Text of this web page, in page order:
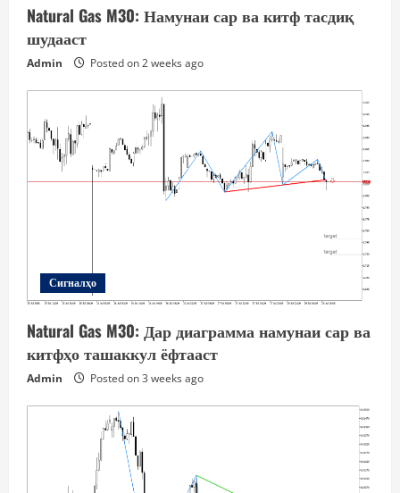
Natural Gas M30: Намунаи сар ва китф тасдиқ
шудааст
Admin Posted on 2 weeks ago
Сигналҳо
Natural Gas M30: Дар диаграмма намунаи сар ва
китфҳо ташаккул ёфтааст
Admin Posted on 3 weeks ago